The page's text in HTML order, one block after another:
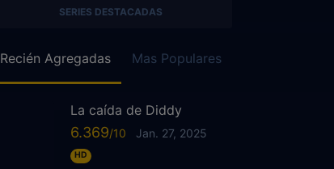
SERIES DESTACADAS
Recién Agregadas Mas Populares
La caída de Diddy
6.369 Jan. 27, 2025
HD